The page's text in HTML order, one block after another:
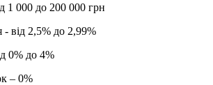
1 000 до 200 000 грн
- від 2,5% до 2,99%
0% до 4%
– 0%